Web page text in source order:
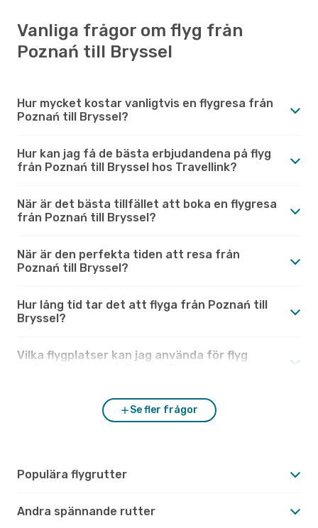
Vanliga frågor om flyg från
Poznań till Bryssel
Hur mycket kostar vanligtvis en flygresa från
Poznań till Bryssel?
Hur kan jag få de bästa erbjudandena på flyg
från Poznań till Bryssel hos Travellink?
När är det bästa tillfället att boka en flygresa
från Poznań till Bryssel?
När är den perfekta tiden att resa från
Poznań till Bryssel?
Hur lång tid tar det att flyga från Poznań till
Bryssel?
Vilka flygplatser kan jag använda för flyg
Se fler frågor
Populära flygrutter
Andra spännande rutter